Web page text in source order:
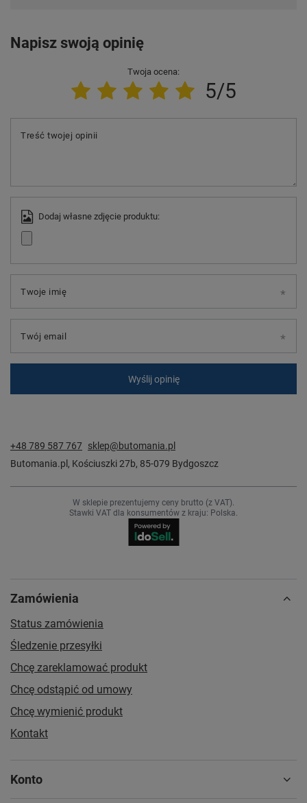
Napisz swoją opinię
Twoja ocena:
5/5
Treść twojej opinii
Dodaj własne zdjęcie produktu:
Twoje imię
Twój email
Wyślij opinię
+48 789 587 767 sklep@butomania.pl
Butomania.pl , Kościuszki 27b, 85-079 Bydgoszcz
W sklepie prezentujemy ceny brutto (z VAT).
Stawki VAT dla konsumentów z kraju: Polska.
Zamówienia
Status zamówienia
Śledzenie przesyłki
Chcę zareklamować produkt
Chcę odstąpić od umowy
Chcę wymienić produkt
Kontakt
Konto